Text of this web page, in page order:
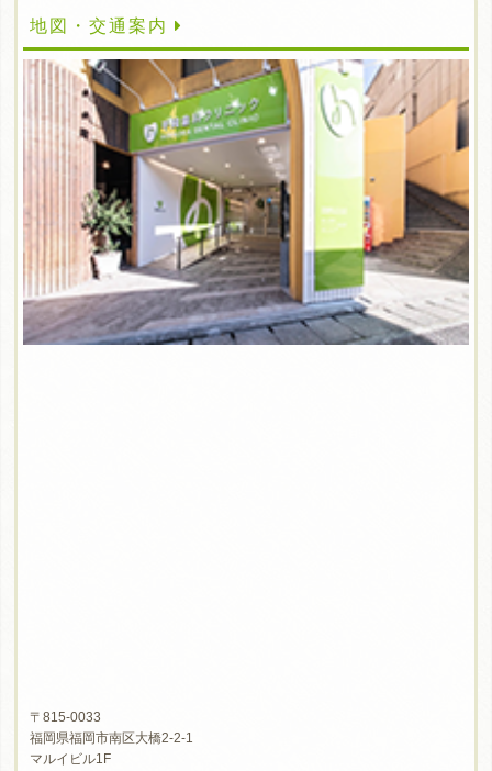
地図・交通案内
〒815-0033
福岡県福岡市南区大橋2-2-1
マルイビル1F